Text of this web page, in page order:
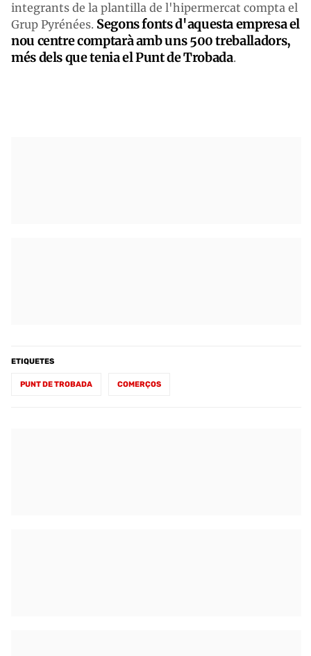
integrants de la plantilla de l'hipermercat compta el
Grup Pyrénées. Segons fonts d'aquesta empresa el
nou centre comptarà amb uns 500 treballadors,
més dels que tenia el Punt de Trobada.
ETIQUETES
PUNT DE TROBADA COMERÇOS